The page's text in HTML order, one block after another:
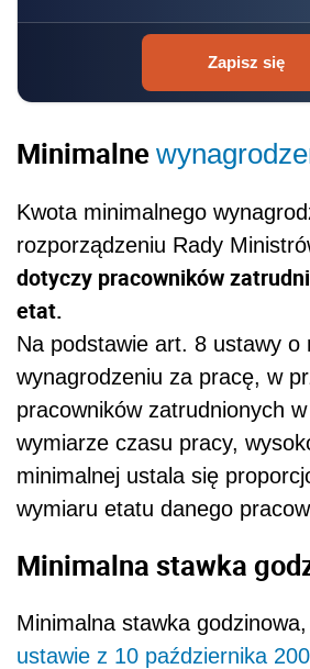
Zapisz się
Minimalne
Kwota minimalnego
rozporządzeniu Rady
dotyczy pracowników
etat.
Na podstawie art. 8 ustawy o
wynagrodzeniu za pracę, w
pracowników zatrudnionych w
wymiarze czasu pracy,
minimalnej ustala się
wymiaru etatu danego
Minimalna stawka
Minimalna stawka
ustawie z 10 października